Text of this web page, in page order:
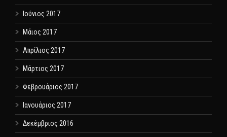
Ιούνιος 2017
Μάιος 2017
Απρίλιος 2017
Μάρτιος 2017
Φεβρουάριος 2017
Ιανουάριος 2017
Δεκέμβριος 2016